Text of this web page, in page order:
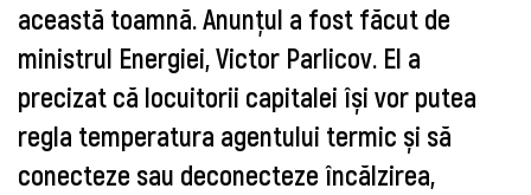
această toamnă. Anunțul a fost făcut de
ministrul Energiei, Victor Parlicov. El a
precizat că locuitorii capitalei își vor putea
regla temperatura agentului termic și să
conecteze sau deconecteze încălzirea,